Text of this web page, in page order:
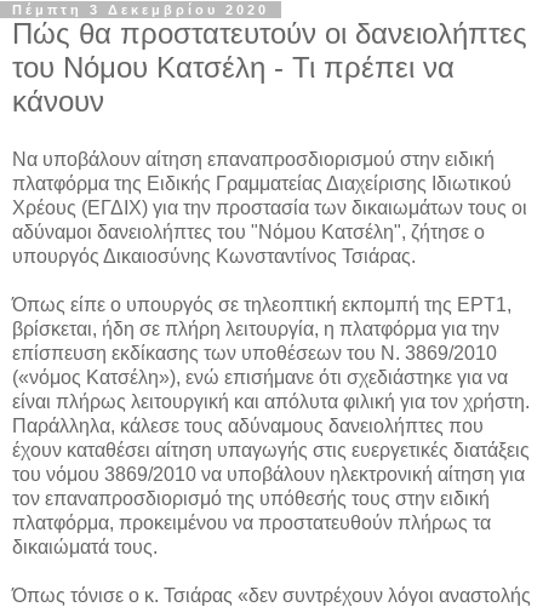
Πέμπτη 3 Δεκεμβρίου 2020
Πώς θα προστατευτούν οι δανειολήπτες
του Νόμου Κατσέλη - Τι πρέπει να
κάνουν
Να υποβάλουν αίτηση επαναπροσδιορισμού στην ειδική
πλατφόρμα της Ειδικής Γραμματείας Διαχείρισης Ιδιωτικού
Χρέους (ΕΓΔΙΧ) για την προστασία των δικαιωμάτων τους οι
αδύναμοι δανειολήπτες του "Νόμου Κατσέλη", ζήτησε ο
υπουργός Δικαιοσύνης Κωνσταντίνος Τσιάρας.
Όπως είπε ο υπουργός σε τηλεοπτική εκπομπή της ΕΡΤ1,
βρίσκεται, ήδη σε πλήρη λειτουργία, η πλατφόρμα για την
επίσπευση εκδίκασης των υποθέσεων του Ν. 3869/2010
(«νόμος Κατσέλη»), ενώ επισήμανε ότι σχεδιάστηκε για να
είναι πλήρως λειτουργική και απόλυτα φιλική για τον χρήστη.
Παράλληλα, κάλεσε τους αδύναμους δανειολήπτες που
έχουν καταθέσει αίτηση υπαγωγής στις ευεργετικές διατάξεις
του νόμου 3869/2010 να υποβάλουν ηλεκτρονική αίτηση για
τον επαναπροσδιορισμό της υπόθεσής τους στην ειδική
πλατφόρμα, προκειμένου να προστατευθούν πλήρως τα
δικαιώματά τους.
Όπως τόνισε ο κ. Τσιάρας «δεν συντρέχουν λόγοι αναστολής